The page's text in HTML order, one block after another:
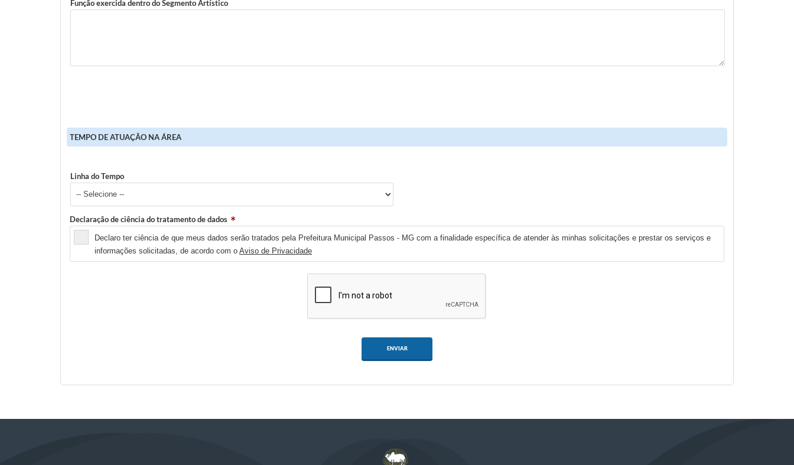
Função exercida dentro do Segmento Artístico
TEMPO DE ATUAÇÃO NA ÁREA
Linha do Tempo
Declaração de ciência do tratamento de dados
Declaro ter ciência de que meus dados serão tratados pela Prefeitura Municipal Passos - MG com a finalidade específica de atender às minhas solicitações e prestar os serviços e
informações solicitadas, de acordo com o Aviso de Privacidade
ENVIAR